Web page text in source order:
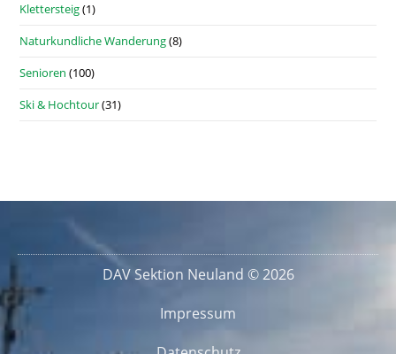
Klettersteig(1)
Naturkundliche Wanderung(8)
Senioren (100)
Ski & Hochtour(31)
DAV Sektion Neuland © 2026
Impressum